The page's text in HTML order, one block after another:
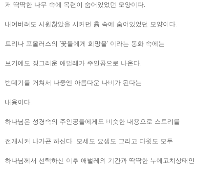
저 딱딱한 나무 속에 목련이 숨어있었던 모양이다.
내어버려도 시원찮았을 시커먼 흙 속에 숨어있었던 모양이다.
트리나 포올러스의 '꽃들에게 희망을' 이라는 동화 속에는
보기에도 징그러운 애벌레가 주인공으로 나온다.
번데기를 거쳐서 나중엔 아름다운 나비가 된다는
내용이다.
하나님은 성경속의 주인공들에게도 비슷한 내용으로 스토리를
전개시켜 나가곤 하신다. 모세도 요셉도 그리고 다윗도 모두
하나님께서 선택하신 이후 애벌레의 기간과 딱딱한 누에고치상태인